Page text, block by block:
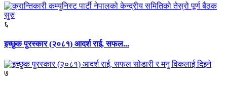
६
इच्छुक पुरस्कार (२०८१) आदर्श राई, सफल...
७